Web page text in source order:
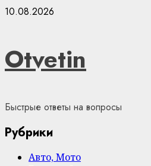
Skip
10.08.2026
Otvetin
Быстрые ответы на вопросы
Рубрики
Авто, Мото